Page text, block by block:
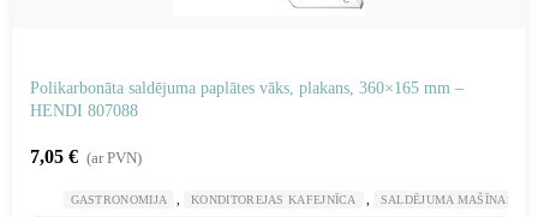
Polikarbonāta saldējuma paplātes vāks, plakans, 360×165 mm –
HENDI 807088
7,05 € (ar PVN)
GASTRONOMIJA KONDITOREJAS KAFEJNĪCA SALDĒJUMA MAŠĪNAS